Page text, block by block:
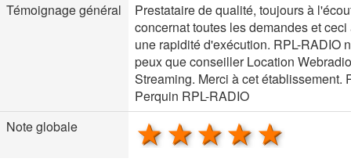
Témoignage général
Prestataire de qualité, toujours à
concernat toutes les demandes et ceci
une rapidité d'exécution. RPL-RADIO
peux que conseiller Location Webradio
Streaming. Merci à cet établissement.
Perquin RPL-RADIO
Note globale
4 stars
3 stars
2 stars
1 star